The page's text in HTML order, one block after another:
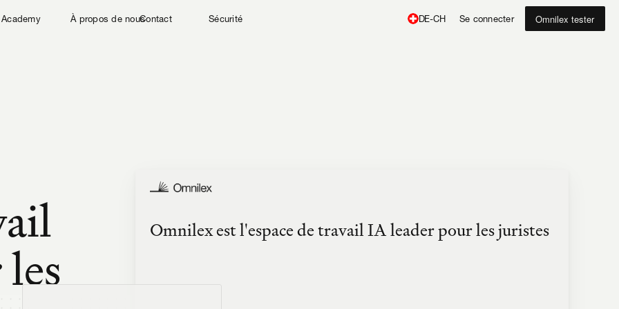
À propos de nous
Academy Contact Sécurité Se connecter
DE-CH Omnilex tester
Omnilex est l'espace de travail IA leader pour les juristes